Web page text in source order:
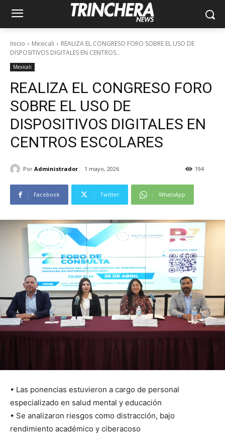
Inicio Mexicali
REALIZA EL CONGRESO FORO SOBRE EL USO DE
DISPOSITIVOS DIGITALES EN CENTROS...
Mexicali
REALIZA EL CONGRESO FORO
SOBRE EL USO DE
DISPOSITIVOS DIGITALES EN
CENTROS ESCOLARES
Por Administrador 1 mayo, 2026 194
Facebook Twitter WhatsApp
• Las ponencias estuvieron a cargo de personal
especializado en salud mental y educación
• Se analizaron riesgos como distracción, bajo
rendimiento académico y ciberacoso